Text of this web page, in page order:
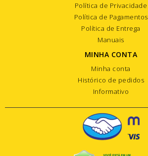
Política de Privacidade
Política de Pagamentos
Política de Entrega
Manuais
MINHA CONTA
Minha conta
Histórico de pedidos
Informativo